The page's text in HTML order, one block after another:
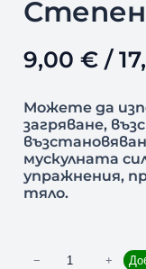
9,00 €/
Можете да
загряване,
мускулната
упражнения,
тяло.
− +